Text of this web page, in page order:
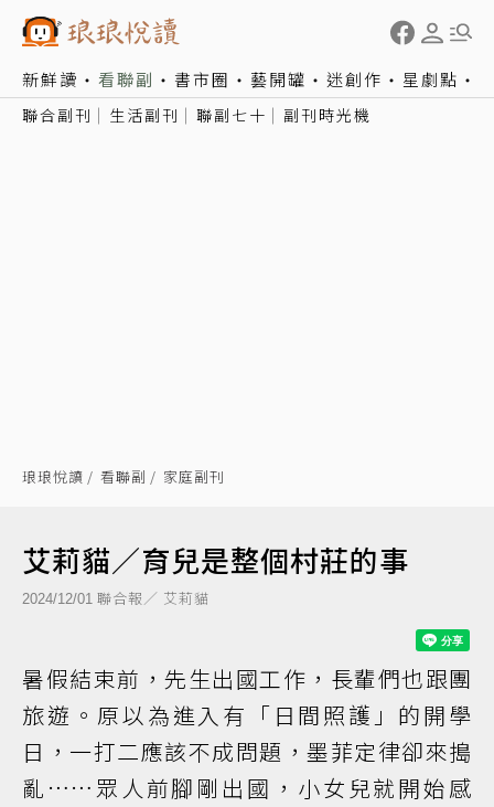
新鮮讀 看聯副 書市圈 藝開罐 迷創作 星劇點
聯合副刊 生活副刊 聯副七十 副刊時光機
琅琅悅讀 看聯副 家庭副刊
艾莉貓／育兒是整個村莊的事
2024/12/01 聯合報／ 艾莉貓
暑假結束前，先生出國工作，長輩們也跟團
旅遊。原以為進入有「日間照護」的開學
日，一打二應該不成問題，墨菲定律卻來搗
亂……眾人前腳剛出國，小女兒就開始感